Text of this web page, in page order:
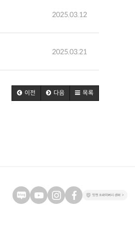
2025.03.12
2025.03.21
이전 다음 목록